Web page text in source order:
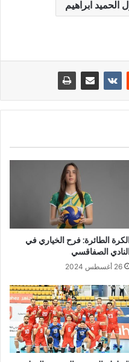
الحميد ابراهيم
الطائرة: فرح الخياري في
الصفاقسي
26 أغسطس 2024